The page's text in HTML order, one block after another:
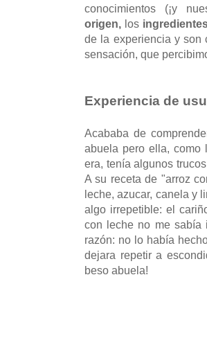
conocimientos (¡y
origen, los
de la experiencia y son
sensación, que
Experiencia de
Acababa de
abuela pero ella, como
era, tenía algunos
A su receta de "arroz
leche, azucar, canela y
algo irrepetible: el
con leche no me
razón: no lo había
dejara repetir a
beso abuela!